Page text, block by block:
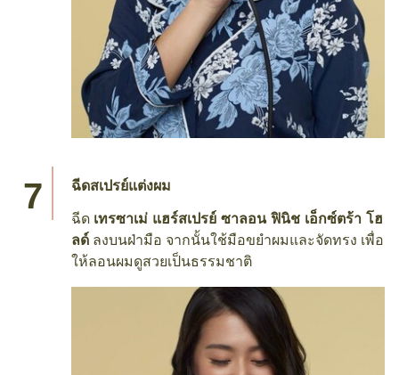
ฉีดสเปรย์แต่งผม
ฉีด เทรซาเม่ แฮร์สเปรย์ ซาลอน ฟินิช เอ็กซ์ตร้า โฮ
ลด์ ลงบนฝ่ามือ จากนั้นใช้มือขยำผมและจัดทรง เพื่อ
ให้ลอนผมดูสวยเป็นธรรมชาติ